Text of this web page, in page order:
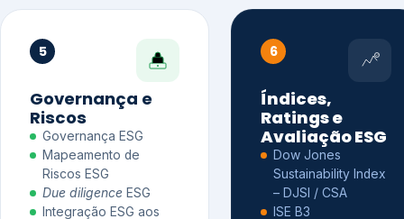
5
Governança e
Riscos
Governança ESG
Mapeamento de
Riscos ESG
Due diligence ESG
Integração ESG aos
6
Índices,
Ratings e
Avaliação ESG
Dow Jones
Sustainability Index
– DJSI / CSA
ISE B3